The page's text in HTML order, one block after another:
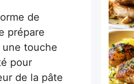
de
prépare
une touche
pour
de la pâte